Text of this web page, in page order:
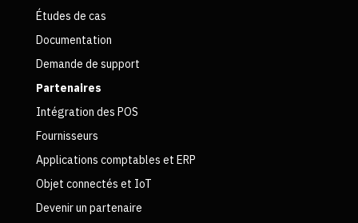
Études de cas
Documentation
Demande de support
Partenaires
Intégration des POS
Fournisseurs
Applications comptables et ERP
Objet connectés et IoT
Devenir un partenaire